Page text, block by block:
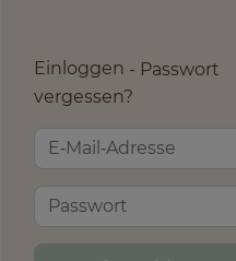
Einloggen
Passwort
vergessen?